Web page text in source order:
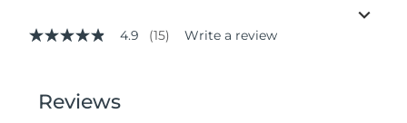
4.9
stars,
average
4.9 (15) Write a review